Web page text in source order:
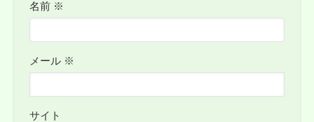
名前 ※
メール ※
サイト